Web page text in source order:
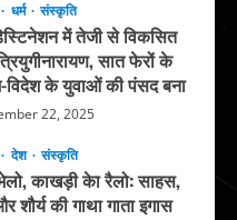
धर्म संस्कृति
में तेजी से विकसित
सात फेरों के
विदेश के युवाओं की पंसद बना
22, 2025
देश संस्कृति
काखड़ी केा रैलो: साहस,
शौर्य की गाथा गाता इगास